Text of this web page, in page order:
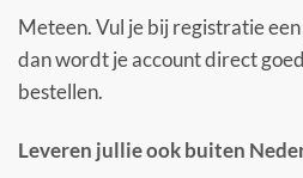
Meteen. Vul je bij registratie
dan wordt je account direct
bestellen.
Leveren jullie ook buiten